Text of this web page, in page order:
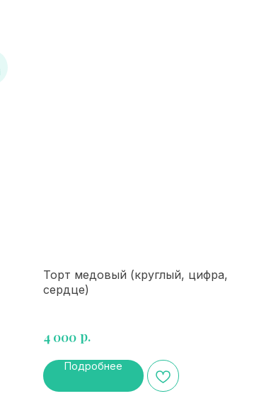
Торт медовый (круглый, цифра,
сердце)
4 000 р.
Подробнее